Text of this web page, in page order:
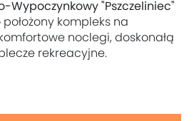
Wypoczynkowy "Pszczeliniec"
kompleks na
noclegi, doskonałą
rekreacyjne.